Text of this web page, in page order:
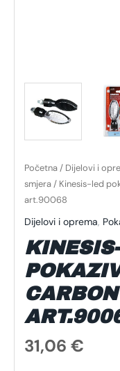
Početna / Dijelovi i
smjera / Kinesis-led
art.90068
Dijelovi i oprema,
31,06 €